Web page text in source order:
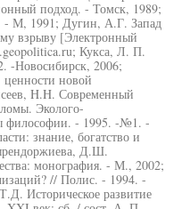
подход. - Томск, 1989;
- М, 1991; Дугин, А.Г. Запад
взрыву [Электронный
Кукса, Л. П.
-Новосибирск, 2006;
ценности новой
H.H. Современный
Эколого-
философии. - 1995. -№1. -
знание, богатство и
Д.Ш.
монография. - М., 2002;
// Полис. - 1994. -
Историческое развитие